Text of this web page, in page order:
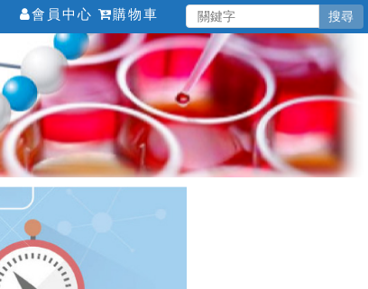
會員中心 購物車 搜尋